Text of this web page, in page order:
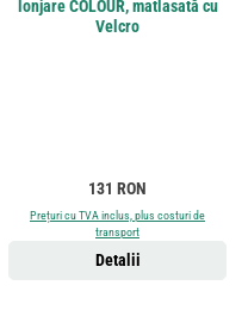
lonjare COLOUR, matlasată cu
Velcro
Preț obișnuit:
131 RON
Prețuri cu TVA inclus, plus costuri de
transport
Detalii